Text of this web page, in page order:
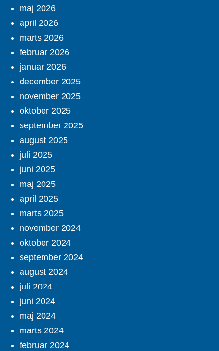
maj 2026
april 2026
marts 2026
februar 2026
januar 2026
december 2025
november 2025
oktober 2025
september 2025
august 2025
juli 2025
juni 2025
maj 2025
april 2025
marts 2025
november 2024
oktober 2024
september 2024
august 2024
juli 2024
juni 2024
maj 2024
marts 2024
februar 2024